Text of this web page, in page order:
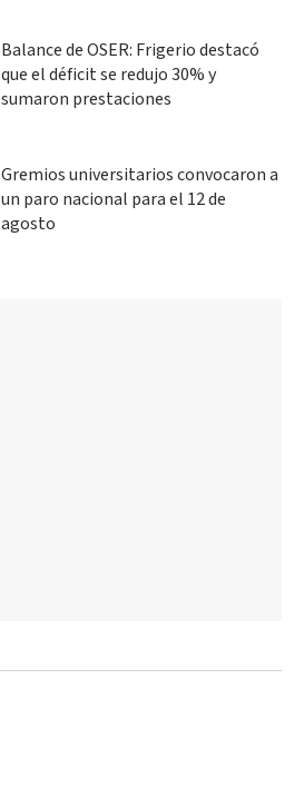
Balance de OSER: Frigerio destacó
que el déficit se redujo 30% y
sumaron prestaciones
Gremios universitarios convocaron a
un paro nacional para el 12 de
agosto